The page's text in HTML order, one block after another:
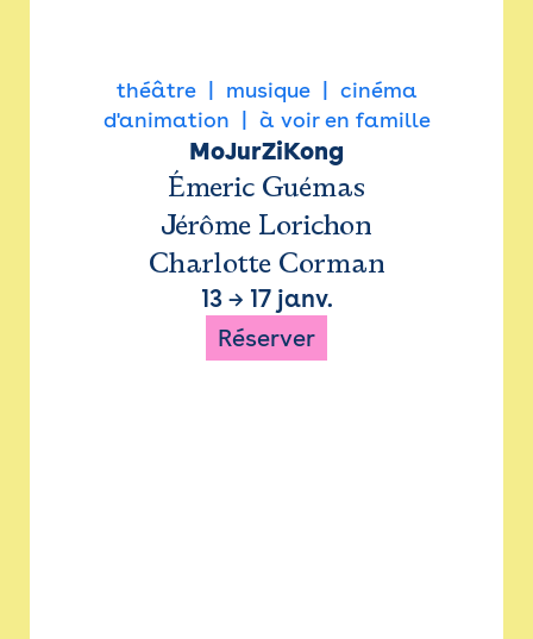
théâtre musique
cinéma
d'animation
à voir en famille
MoJurZiKong
Émeric Guémas
Jérôme Lorichon
Charlotte Corman
13→ 17 janv.
Réserver